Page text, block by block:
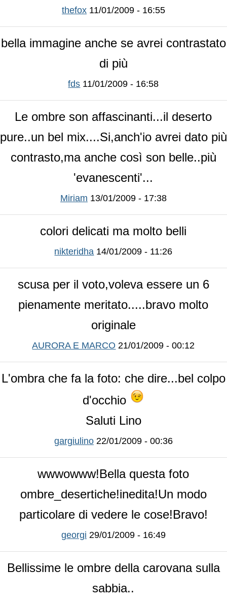
thefox 11/01/2009 - 16:55
bella immagine anche se avrei contrastato
di più
fds 11/01/2009 - 16:58
Le ombre son affascinanti...il deserto
pure..un bel mix....Si,anch'io avrei dato più
contrasto,ma anche così son belle..più
'evanescenti'...
Miriam 13/01/2009 - 17:38
colori delicati ma molto belli
nikteridha 14/01/2009 - 11:26
scusa per il voto,voleva essere un 6
pienamente meritato.....bravo molto
originale
AURORA E MARCO 21/01/2009 - 00:12
L'ombra che fa la foto: che dire...bel colpo
d'occhio
Saluti Lino
gargiulino 22/01/2009 - 00:36
wwwowww!Bella questa foto
ombre_desertiche!inedita!Un modo
particolare di vedere le cose!Bravo!
georgi 29/01/2009 - 16:49
Bellissime le ombre della carovana sulla
sabbia..